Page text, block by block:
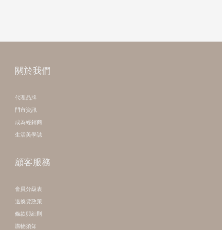
關於我們
代理品牌
門市資訊
成為經銷商
生活美學誌
顧客服務
會員分級表
退換貨政策
條款與細則
購物須知